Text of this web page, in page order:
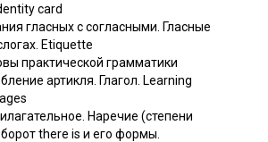
card
гласных с согласными. Гласные
Etiquette
практической грамматики
артикля. Глагол. Learning
Наречие (степени
there is и его формы.